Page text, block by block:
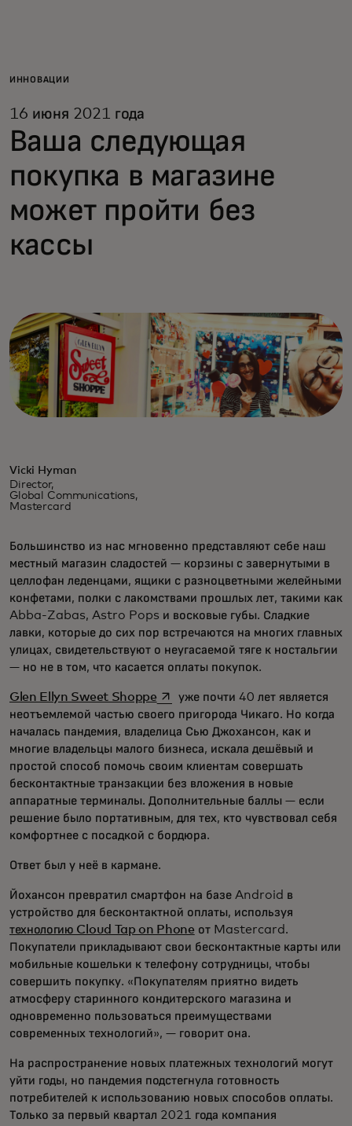
Для бизнеса
Для новаторов
Новости и тренды
ИННОВАЦИИ
16 июня 2021 года
Ваша следующая
покупка в магазине
может пройти без
кассы
Vicki Hyman
Director,
Global Communications,
Mastercard
Большинство из нас мгновенно представляют себе наш
местный магазин сладостей — корзины с завернутыми в
целлофан леденцами, ящики с разноцветными желейными
конфетами, полки с лакомствами прошлых лет, такими как
Abba-Zabas, Astro Pops и восковые губы. Сладкие
лавки, которые до сих пор встречаются на многих главных
улицах, свидетельствуют о неугасаемой тяге к ностальгии
— но не в том, что касается оплаты покупок.
Glen Ellyn Sweet Shoppeopens in a new tab
уже почти 40 лет является
неотъемлемой частью своего пригорода Чикаго. Но когда
началась пандемия, владелица Сью Джохансон, как и
многие владельцы малого бизнеса, искала дешёвый и
простой способ помочь своим клиентам совершать
бесконтактные транзакции без вложения в новые
аппаратные терминалы. Дополнительные баллы — если
решение было портативным, для тех, кто чувствовал себя
комфортнее с посадкой с бордюра.
Ответ был у неё в кармане.
Йохансон превратил смартфон на базе Android в
устройство для бесконтактной оплаты, используя
технологию Cloud Tap on Phone от Mastercard.
Покупатели прикладывают свои бесконтактные карты или
мобильные кошельки к телефону сотрудницы, чтобы
совершить покупку. «Покупателям приятно видеть
атмосферу старинного кондитерского магазина и
одновременно пользоваться преимуществами
современных технологий», — говорит она.
На распространение новых платежных технологий могут
уйти годы, но пандемия подстегнула готовность
потребителей к использованию новых способов оплаты.
Только за первый квартал 2021 года компания